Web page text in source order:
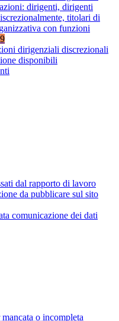
dirigenti, dirigenti
titolari di
con funzioni
9
dirigenziali discrezionali
disponibili
dal rapporto di lavoro
da pubblicare sul sito
comunicazione dei dati
o incompleta